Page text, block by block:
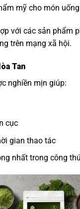
mỹ cho món
với các sản phẩm
trên mạng xã hội.
Tan
nghiền mịn giúp:
cục
gian thao tác
nhất trong công